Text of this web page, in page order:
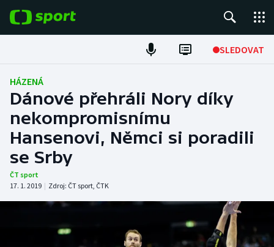
SLEDOVAT
ME v atletice
ME v plavání
Fotbal
Hokej
DALŠÍ SPORTY
HÁZENÁ
Dánové přehráli Nory díky
nekompromisnímu
Hansenovi, Němci si poradili
se Srby
ČT sport
17. 1. 2019 | Zdroj: ČT sport, ČTK